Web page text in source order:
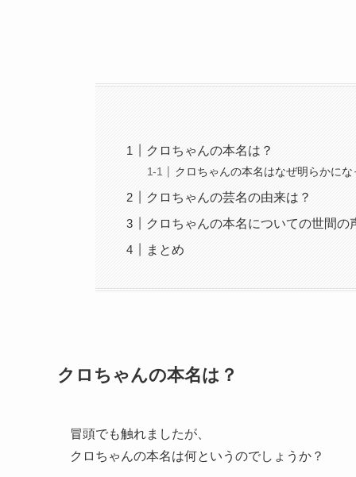
クロちゃんの本名は？
クロちゃんの本名はなぜ明らかにな
クロちゃんの芸名の由来は？
クロちゃんの本名についての世間の
まとめ
クロちゃんの本名は？
冒頭でも触れましたが、
クロちゃんの本名は何というのでしょうか？